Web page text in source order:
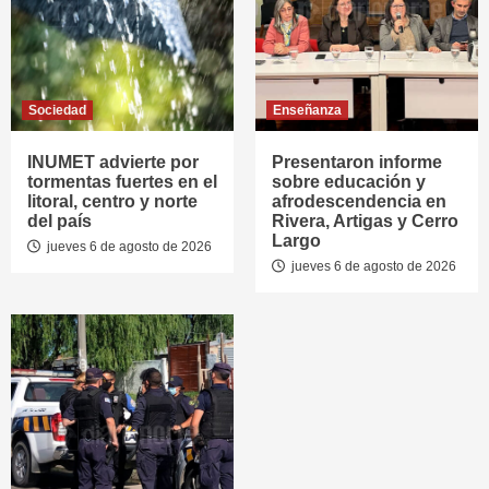
Sociedad
INUMET advierte por
tormentas fuertes en el
litoral, centro y norte
del país
jueves 6 de agosto de 2026
Enseñanza
Presentaron informe
sobre educación y
afrodescendencia en
Rivera, Artigas y Cerro
Largo
jueves 6 de agosto de 2026